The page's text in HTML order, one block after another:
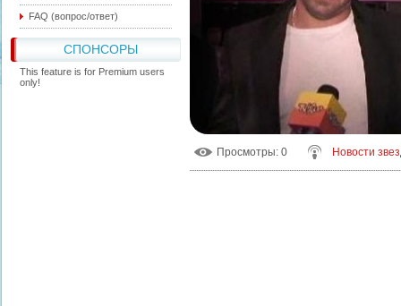
FAQ (вопрос/ответ)
СПОНСОРЫ
This feature is for Premium users
only!
Просмотры: 0 Новости